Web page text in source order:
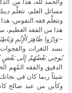
مسائل العلم، تتعلَّم
وتتعلَّم فقه النفوس،
هذا من الفقه العظيم،
–وَذَرُوا ظَاهِرَ الْإِثْمِ
نسد الثغرات
يُوحِي بَعْضُهُمْ إِلَى بَعْضٍ
الدقيق والفقه المُهِم
شيئاً ربما كان في
وكأين من عبد صالح